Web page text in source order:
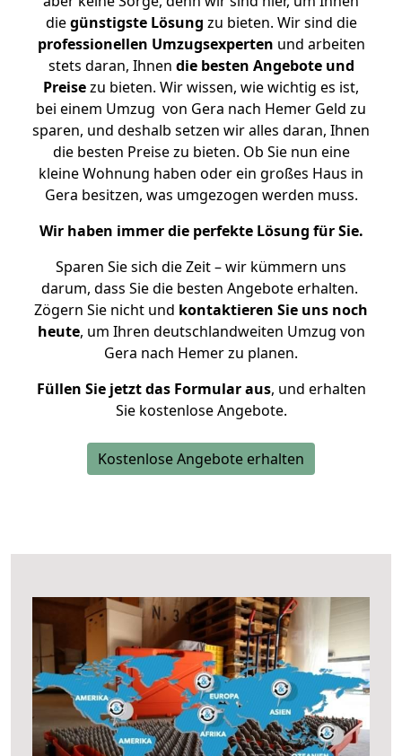
diegünstigste Lösung zu bieten. Wir sind die
professionellen Umzugsexperten und arbeiten
stets daran, Ihnen die besten Angebote und
Preisezu bieten. Wir wissen, wie wichtig es ist,
bei einem Umzug von Gera nach Hemer Geld zu
sparen, und deshalb setzen wir alles daran, Ihnen
die besten Preise zu bieten. Ob Sie nun eine
kleine Wohnung haben oder ein großes Haus in
Gera besitzen, was umgezogen werden muss.
Wir haben immer die perfekte Lösung für Sie.
Sparen Sie sich die Zeit – wir kümmern uns
darum, dass Sie die besten Angebote erhalten.
Zögern Sie nicht und kontaktieren Sie uns noch
heute, um Ihren deutschlandweiten Umzug von
Gera nach Hemer zu planen.
Füllen Sie jetzt das Formular aus, und erhalten
Sie kostenlose Angebote.
Kostenlose Angebote erhalten